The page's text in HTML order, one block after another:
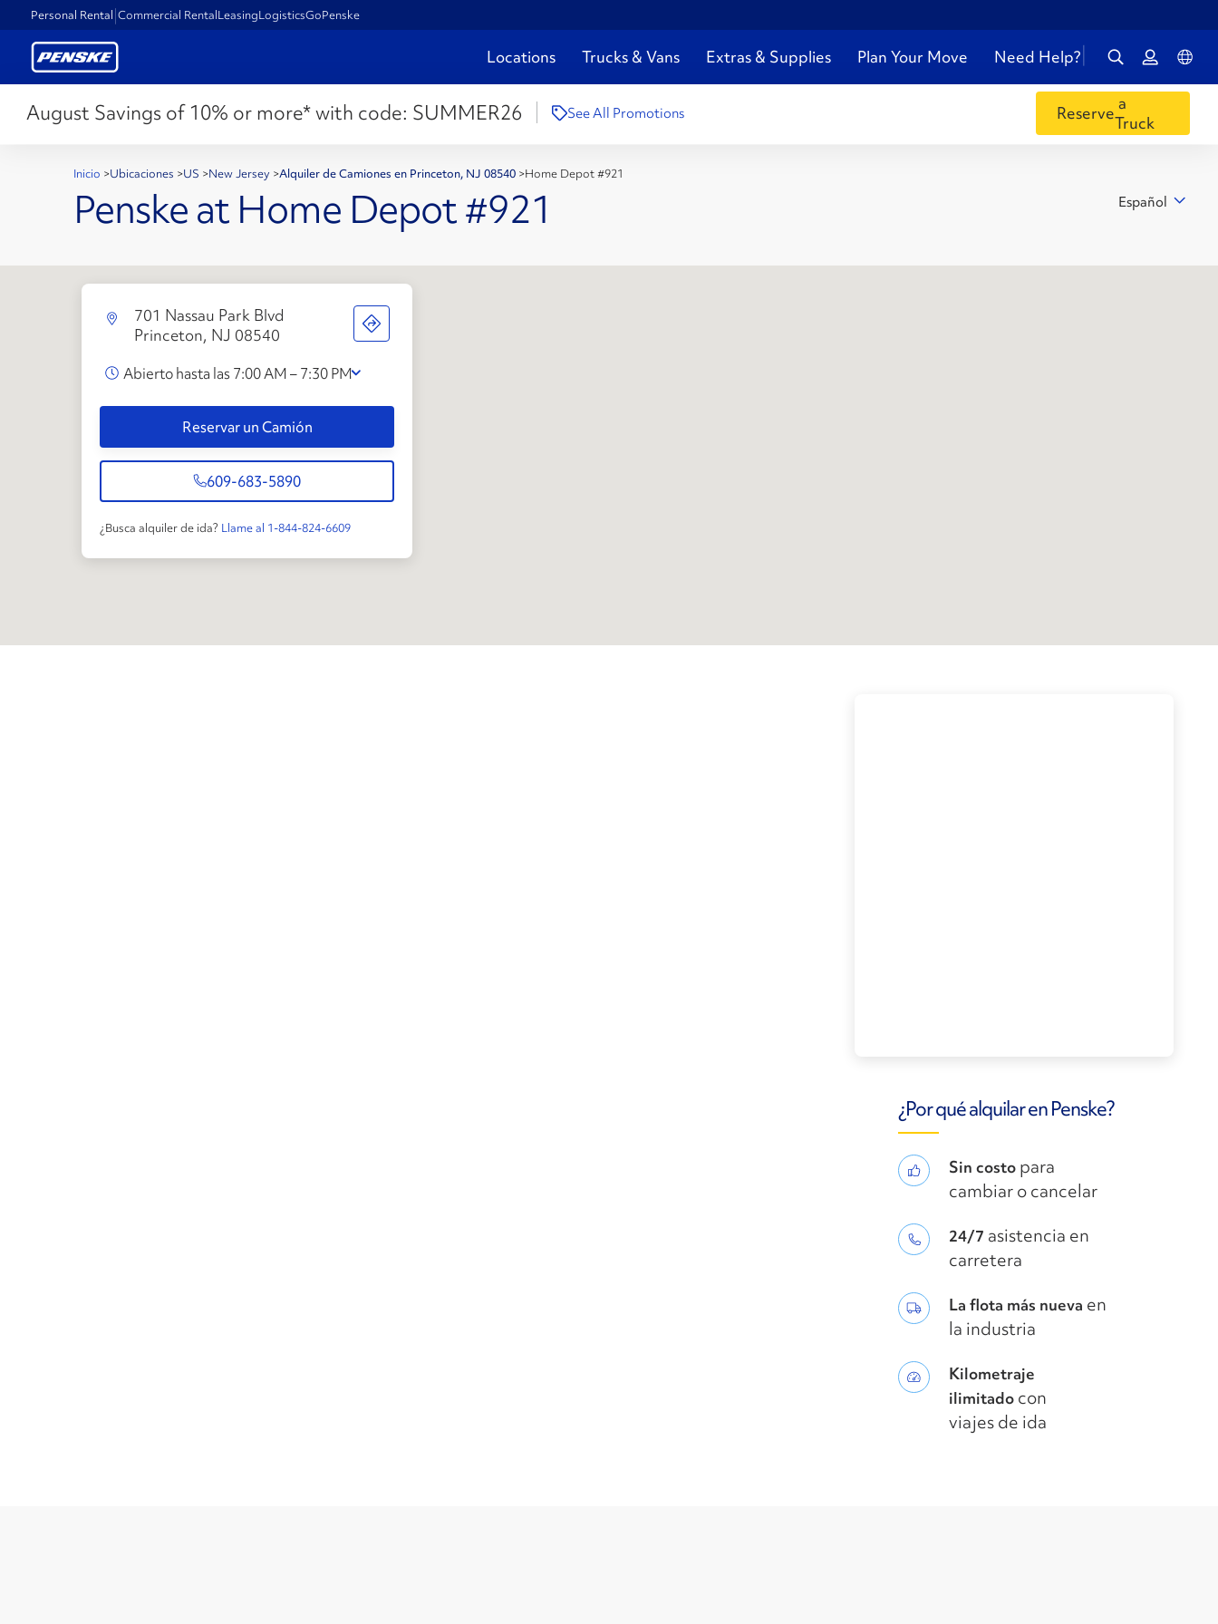
Personal Rental Commercial RentalLeasingLogisticsGoPenske
Locations Trucks & Vans Extras & Supplies Plan Your Move Need Help?
August Savings of 10% or more* with code: SUMMER26 See All Promotions Reservea
Truck
Inicio >Ubicaciones >US >New Jersey >Alquiler de Camiones en Princeton, NJ 08540 >Home Depot #921
Penske at Home Depot #921 Español
701 Nassau Park Blvd
Princeton, NJ 08540
Abierto hasta las 7:00 AM – 7:30 PM
Reservar un Camión
609-683-5890
¿Busca alquiler de ida? Llame al 1-844-824-6609
¿Por qué alquilar en Penske?
Sin costo para
cambiar o cancelar
24/7 asistencia en
carretera
La flota más nueva en
la industria
Kilometraje
ilimitado con
viajes de ida